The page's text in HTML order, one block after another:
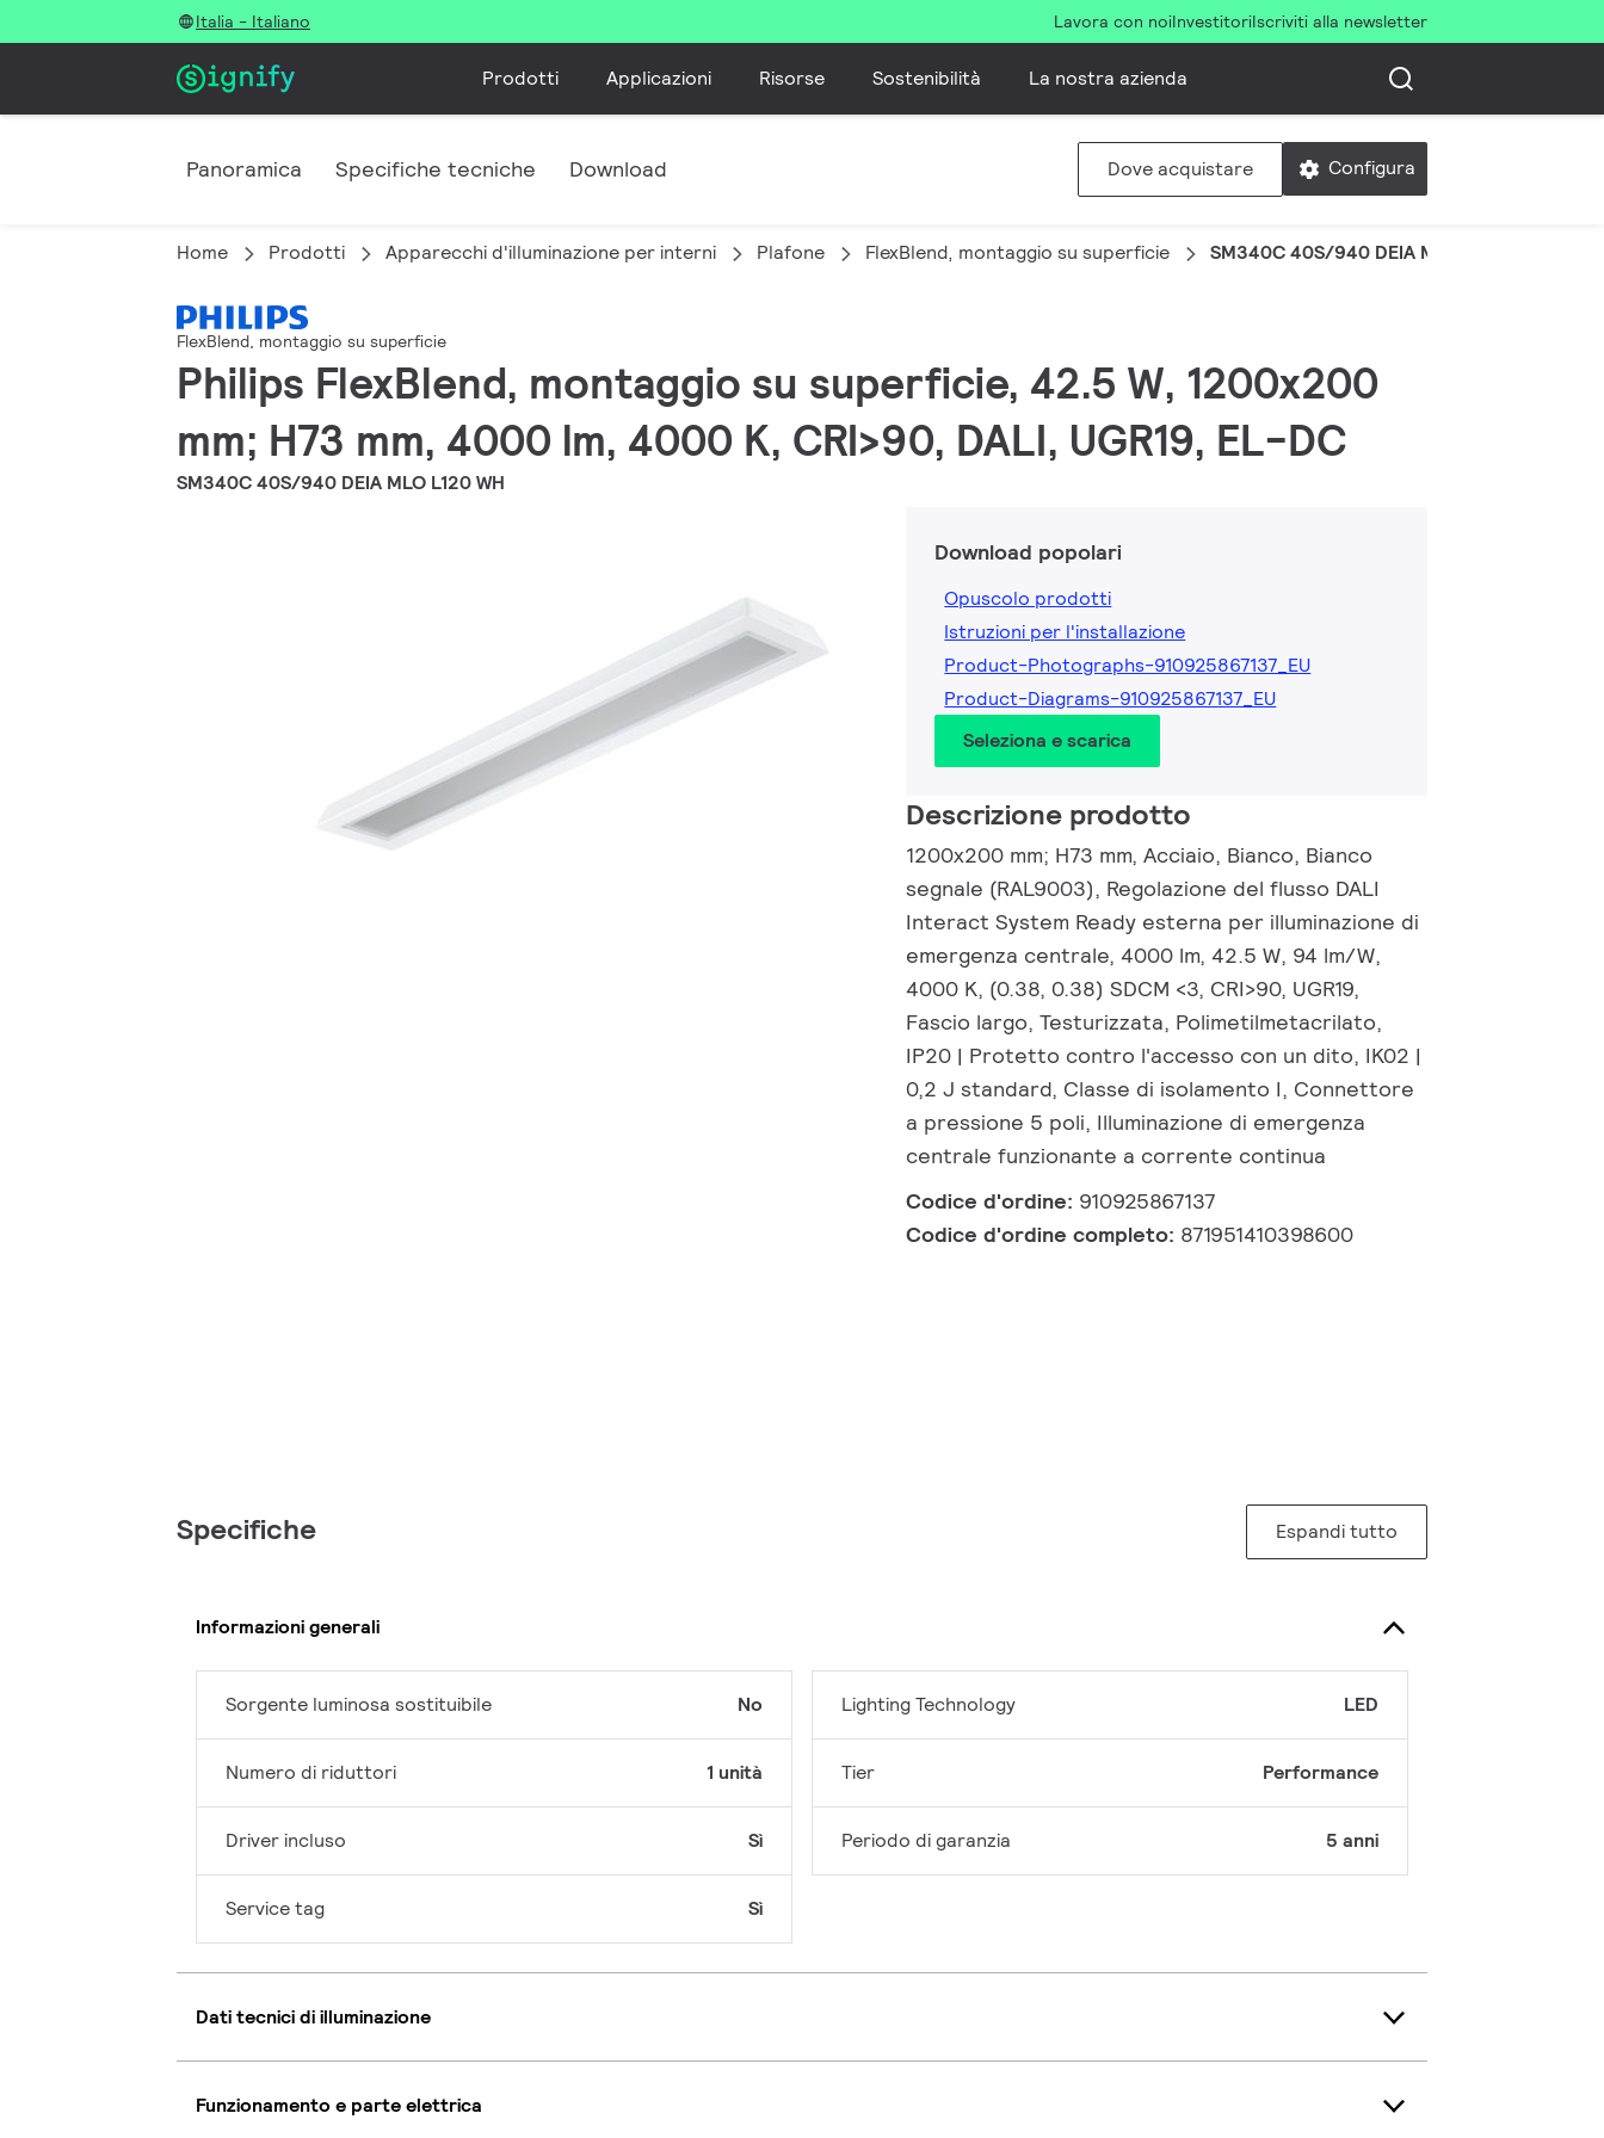
Italia - Italiano Lavora con noiInvestitoriIscriviti alla newsletter
Prodotti Applicazioni Risorse Sostenibilità La nostra azienda
Panoramica Specifiche tecniche Download Dove acquistare Configura
Home Prodotti Apparecchi d'illuminazione per interni Plafone FlexBlend, montaggio su superficie SM340C 40S/940 DEIA MLO L120 WH
FlexBlend, montaggio su superficie
Philips FlexBlend, montaggio su superficie, 42.5 W, 1200x200
mm; H73 mm, 4000 lm, 4000 K, CRI>90, DALI, UGR19, EL-DC
SM340C 40S/940 DEIA MLO L120 WH
Download popolari
Opuscolo prodotti
Istruzioni per l'installazione
Product-Photographs-910925867137_EU
Product-Diagrams-910925867137_EU
Seleziona e scarica
Descrizione prodotto
1200x200 mm; H73 mm, Acciaio, Bianco, Bianco
segnale (RAL9003), Regolazione del flusso DALI
Interact System Ready esterna per illuminazione di
emergenza centrale, 4000 lm, 42.5 W, 94 lm/W,
4000 K, (0.38, 0.38) SDCM <3, CRI>90, UGR19,
Fascio largo, Testurizzata, Polimetilmetacrilato,
IP20 | Protetto contro l'accesso con un dito, IK02 |
0,2 J standard, Classe di isolamento I, Connettore
a pressione 5 poli, Illuminazione di emergenza
centrale funzionante a corrente continua
Codice d'ordine: 910925867137
Codice d'ordine completo: 871951410398600
Specifiche Espandi tutto
Informazioni generali
Sorgente luminosa sostituibile No
Numero di riduttori 1 unità
Driver incluso Sì
Service tag Sì
Lighting Technology LED
Tier Performance
Periodo di garanzia 5 anni
Dati tecnici di illuminazione
Funzionamento e parte elettrica